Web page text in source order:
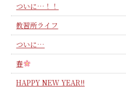
ついに…！！
教習所ライフ
ついに…
春
HAPPY NEW YEAR!!